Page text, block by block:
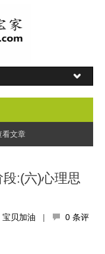
看文章
:(六)心理思
宝贝加油 |
0 条评